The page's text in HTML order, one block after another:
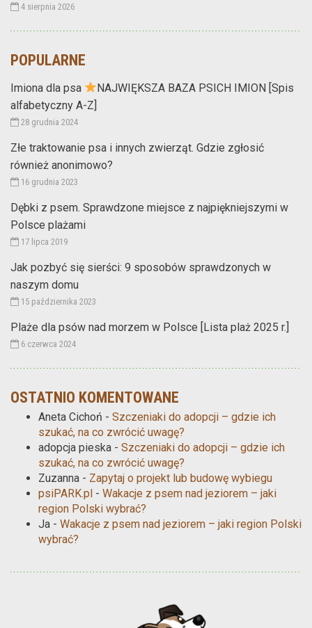
4 sierpnia 2026
POPULARNE
Imiona dla psa
NAJWIĘKSZA BAZA PSICH IMION [Spis
alfabetyczny A-Z]
28 grudnia 2024
Złe traktowanie psa i innych zwierząt. Gdzie zgłosić
również anonimowo?
16 grudnia 2023
Dębki z psem. Sprawdzone miejsce z najpiękniejszymi w
Polsce plażami
17 lipca 2019
Jak pozbyć się sierści: 9 sposobów sprawdzonych w
naszym domu
15 października 2023
Plaże dla psów nad morzem w Polsce [Lista plaż 2025 r.]
6 czerwca 2024
OSTATNIO KOMENTOWANE
Aneta Cichoń - Szczeniaki do adopcji – gdzie ich
szukać, na co zwrócić uwagę?
adopcja pieska - Szczeniaki do adopcji – gdzie ich
szukać, na co zwrócić uwagę?
Zuzanna - Zapytaj o projekt lub budowę wybiegu
psiPARK.pl - Wakacje z psem nad jeziorem – jaki
region Polski wybrać?
Ja - Wakacje z psem nad jeziorem – jaki region Polski
wybrać?